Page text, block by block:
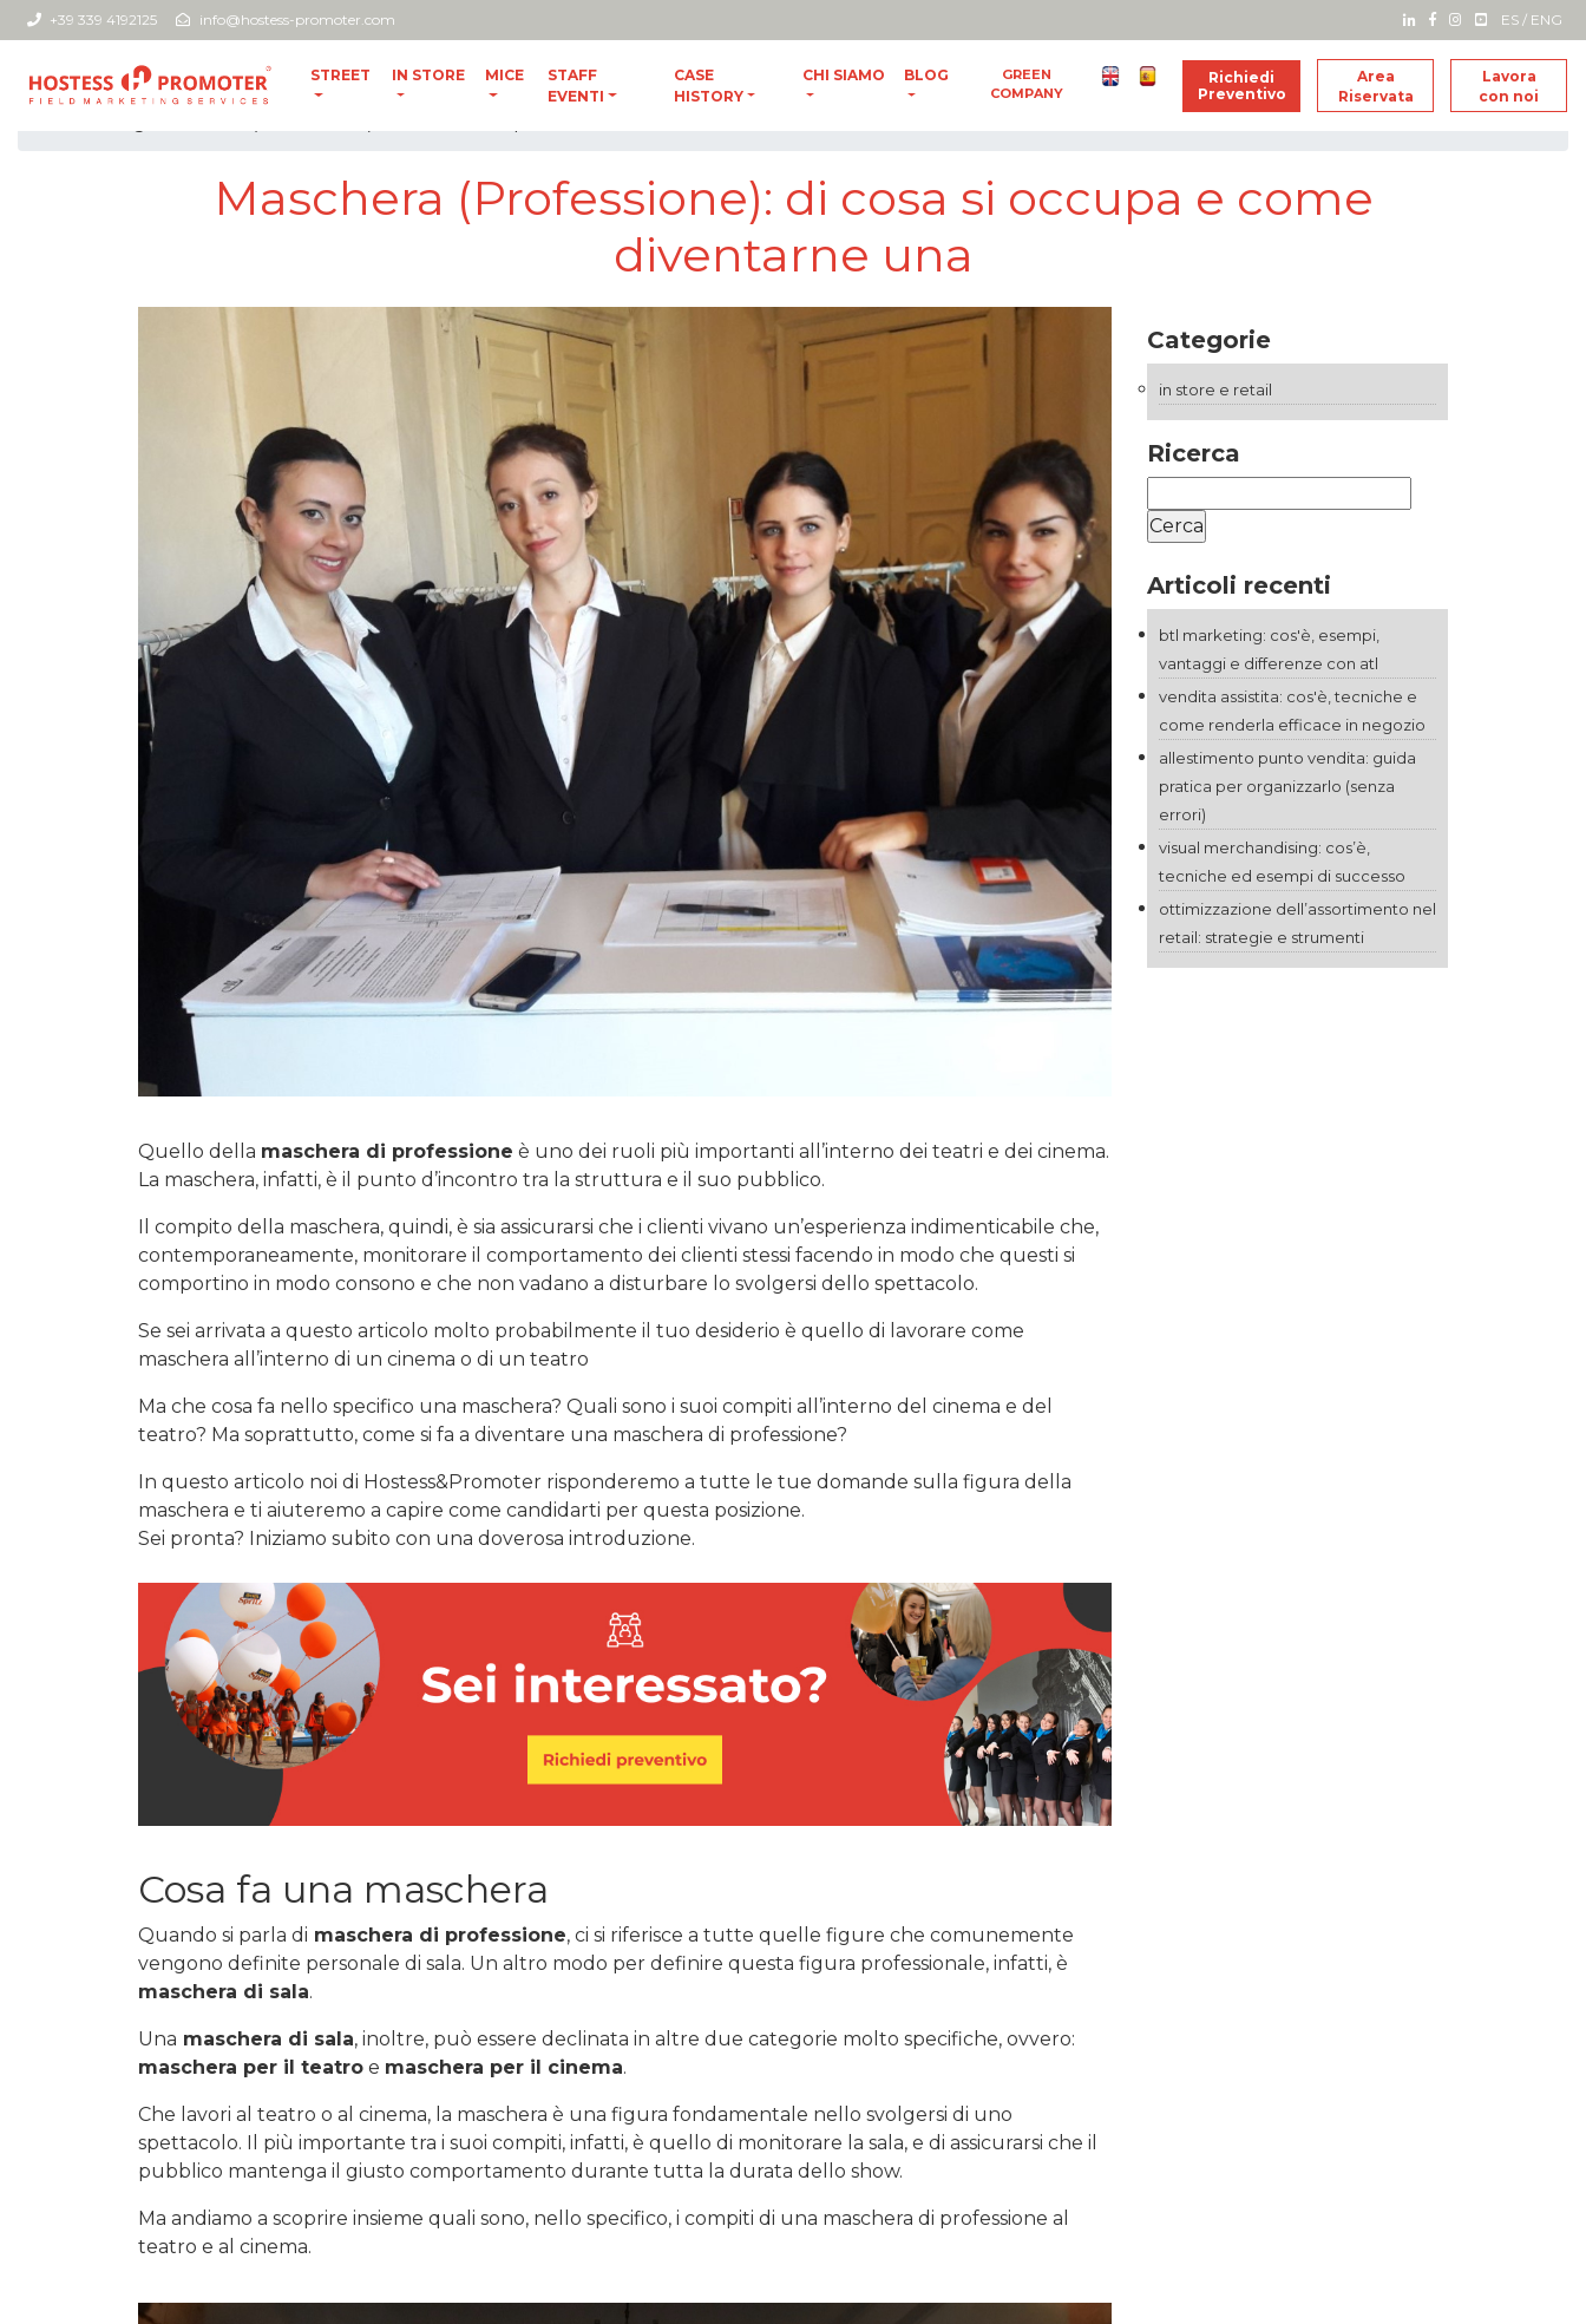
+39 339 4192125 info@hostess-promoter.com ES / ENG
STREET IN STORE MICE
STAFF
EVENTI
CASE
HISTORY
CHI SIAMO BLOG
GREEN
COMPANY
Richiedi
Preventivo
Area
Riservata
Lavora
con noi
Maschera (Professione): di cosa si occupa e come
diventarne una
Quello della maschera di professione è uno dei ruoli più importanti all’interno dei teatri e dei cinema.
La maschera, infatti, è il punto d’incontro tra la struttura e il suo pubblico.
Il compito della maschera, quindi, è sia assicurarsi che i clienti vivano un’esperienza indimenticabile che,
contemporaneamente, monitorare il comportamento dei clienti stessi facendo in modo che questi si
comportino in modo consono e che non vadano a disturbare lo svolgersi dello spettacolo.
Se sei arrivata a questo articolo molto probabilmente il tuo desiderio è quello di lavorare come
maschera all’interno di un cinema o di un teatro
Ma che cosa fa nello specifico una maschera? Quali sono i suoi compiti all’interno del cinema e del
teatro? Ma soprattutto, come si fa a diventare una maschera di professione?
In questo articolo noi di Hostess&Promoter risponderemo a tutte le tue domande sulla figura della
maschera e ti aiuteremo a capire come candidarti per questa posizione.
Sei pronta? Iniziamo subito con una doverosa introduzione.
Cosa fa una maschera
Quando si parla di maschera di professione, ci si riferisce a tutte quelle figure che comunemente
vengono definite personale di sala. Un altro modo per definire questa figura professionale, infatti, è
maschera di sala.
Una maschera di sala, inoltre, può essere declinata in altre due categorie molto specifiche, ovvero:
maschera per il teatro e maschera per il cinema.
Che lavori al teatro o al cinema, la maschera è una figura fondamentale nello svolgersi di uno
spettacolo. Il più importante tra i suoi compiti, infatti, è quello di monitorare la sala, e di assicurarsi che il
pubblico mantenga il giusto comportamento durante tutta la durata dello show.
Ma andiamo a scoprire insieme quali sono, nello specifico, i compiti di una maschera di professione al
teatro e al cinema.
Categorie
in store e retail
Ricerca
per:
Articoli recenti
btl marketing: cos'è, esempi,
vantaggi e differenze con atl
vendita assistita: cos'è, tecniche e
come renderla efficace in negozio
allestimento punto vendita: guida
pratica per organizzarlo (senza
errori)
visual merchandising: cos’è,
tecniche ed esempi di successo
ottimizzazione dell’assortimento nel
retail: strategie e strumenti